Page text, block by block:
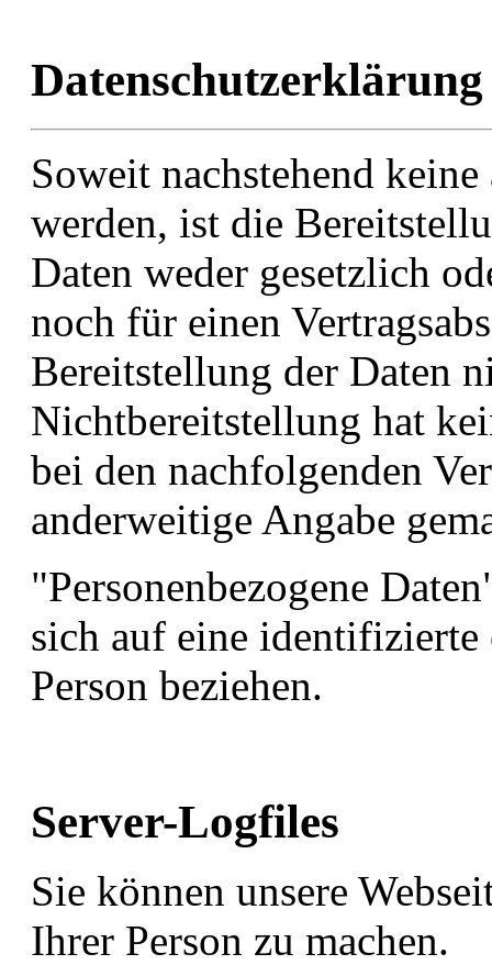
Datenschutzerklärung
Soweit nachstehend
werden, ist die
Daten weder gesetzlich
noch für einen
Bereitstellung der Daten
Nichtbereitstellung hat
bei den nachfolgenden
anderweitige Angabe
"Personenbezogene
sich auf eine
Person beziehen.
Server-Logfiles
Sie können unsere
Ihrer Person zu machen.